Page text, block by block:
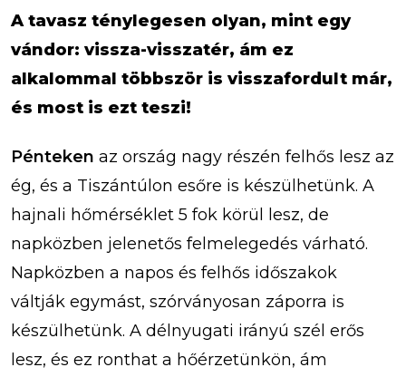
A tavasz ténylegesen olyan, mint egy
vándor: vissza-visszatér, ám ez
alkalommal többször is visszafordult már,
és most is ezt teszi!
Pénteken az ország nagy részén felhős lesz az
ég, és a Tiszántúlon esőre is készülhetünk. A
hajnali hőmérséklet 5 fok körül lesz, de
napközben jelenetős felmelegedés várható.
Napközben a napos és felhős időszakok
váltják egymást, szórványosan záporra is
készülhetünk. A délnyugati irányú szél erős
lesz, és ez ronthat a hőérzetünkön, ám